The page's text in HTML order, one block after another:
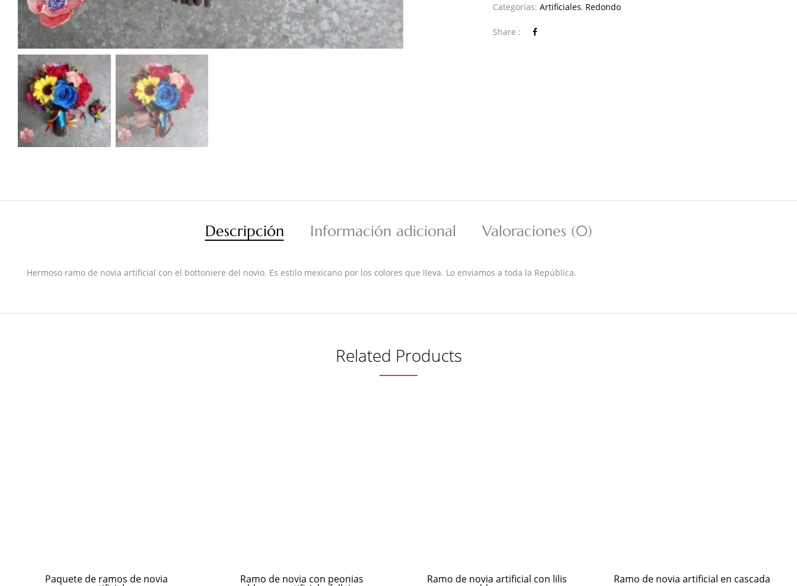
Categorías:Artificiales, Redondo
Share :
Descripción Información adicional Valoraciones (0)
Hermoso ramo de novia artificial con el bottoniere del novio. Es estilo mexicano por los colores que lleva. Lo enviamos a toda la República.
Related Products
Paquete de ramos de novia Ramo de novia con peonias Ramo de novia artificial con lilis
Ramo de novia artificial en cascada